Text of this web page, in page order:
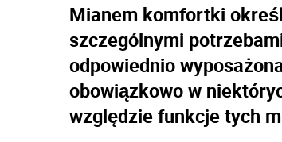
Mianem komfortki
szczególnymi
odpowiednio
obowiązkowo w
względzie funkcje tych